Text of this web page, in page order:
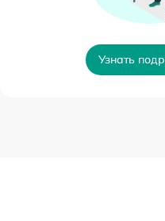
Узнать